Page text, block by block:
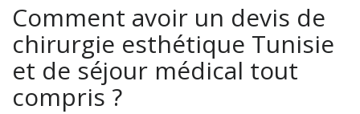
Comment avoir un devis de
chirurgie esthétique Tunisie
et de séjour médical tout
compris ?